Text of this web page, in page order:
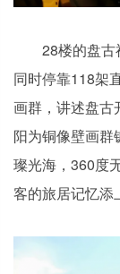
28楼的盘
同时停靠118架
画群，讲述盘古
阳为铜像壁画群
璨光海，360度
客的旅居记忆添